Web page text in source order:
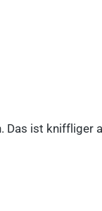
Das ist kniffliger